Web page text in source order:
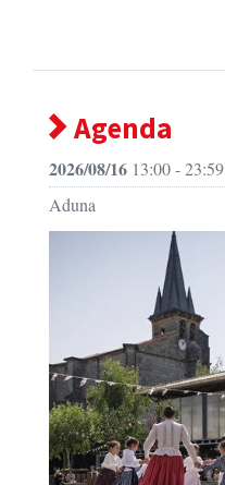
Agenda
2026/08/16 13:00 - 23:59
Aduna